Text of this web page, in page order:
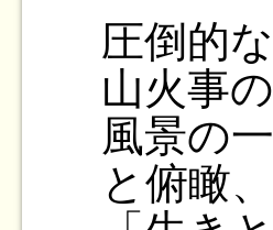
圧倒的
山火事
風景の
と俯瞰